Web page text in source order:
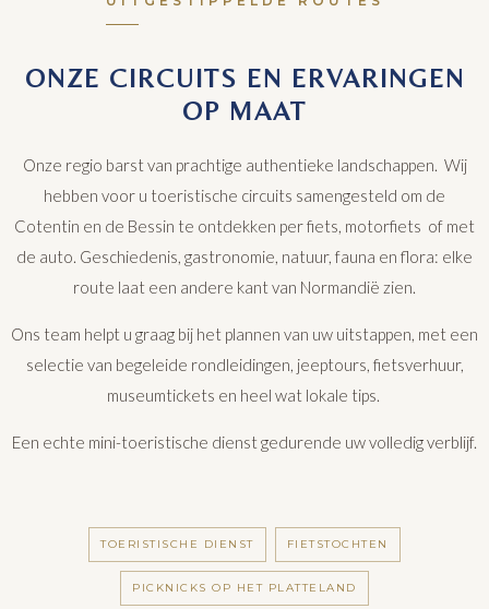
ONZE CIRCUITS EN ERVARINGEN
OP MAAT
Onze regio barst van prachtige authentieke landschappen. Wij
hebben voor u toeristische circuits samengesteld om de
Cotentin en de Bessin te ontdekken per fiets, motorfiets of met
de auto. Geschiedenis, gastronomie, natuur, fauna en flora: elke
route laat een andere kant van Normandië zien.
Ons team helpt u graag bij het plannen van uw uitstappen, met een
selectie van begeleide rondleidingen, jeeptours, fietsverhuur,
museumtickets en heel wat lokale tips.
Een echte mini-toeristische dienst gedurende uw volledig verblijf.
TOERISTISCHE DIENST FIETSTOCHTEN
PICKNICKS OP HET PLATTELAND